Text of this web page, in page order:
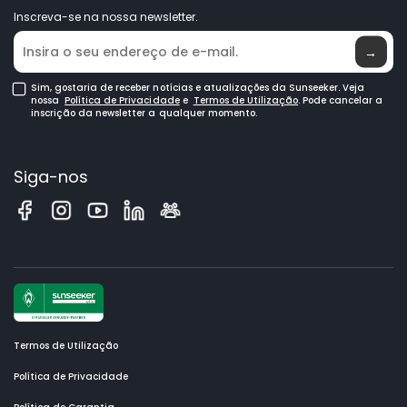
Onde Comprar
Inscreva-se na nossa newsletter.
→
Sim, gostaria de receber notícias e atualizações da Sunseeker. Veja
nossa Política de Privacidadee Termos de Utilização. Pode cancelar a
inscrição da newsletter a qualquer momento.
Siga-nos
Termos de Utilização
Política de Privacidade